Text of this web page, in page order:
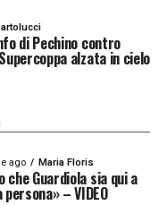
di Pechino contro
alzata in cielo
ago Maria Floris
Guardiola sia qui a
– VIDEO